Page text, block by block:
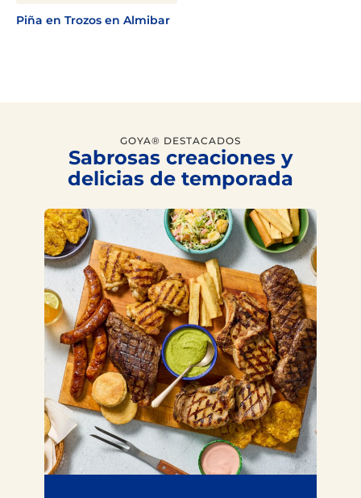
Piña en Trozos en Almibar
GOYA® DESTACADOS
Sabrosas creaciones y
delicias de temporada